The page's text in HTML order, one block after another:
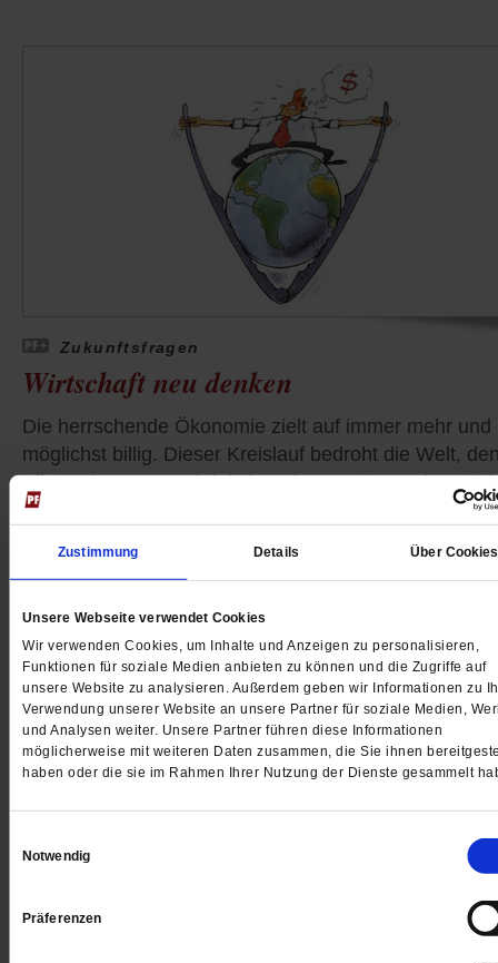
Zustimmung Details Über Cookies
Unsere Webseite verwendet Cookies
Wir verwenden Cookies, um Inhalte und Anzeigen zu personalisieren,
Funktionen für soziale Medien anbieten zu können und die Zugriffe auf
unsere Website zu analysieren. Außerdem geben wir Informationen zu
Verwendung unserer Website an unsere Partner für soziale Medien,
und Analysen weiter. Unsere Partner führen diese Informationen
möglicherweise mit weiteren Daten zusammen, die Sie ihnen
haben oder die sie im Rahmen Ihrer Nutzung der Dienste gesammelt
Notwendig
Präferenzen
Zukunftsfragen
Wirtschaft neu denken
Die herrschende Ökonomie zielt auf immer mehr und
möglichst billig. Dieser Kreislauf bedroht die Welt,
Klimaschutz, Gerechtigkeit und Menschenrechte
wenig.